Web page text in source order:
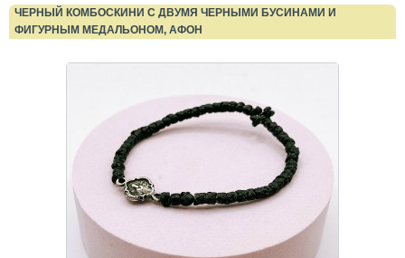
ЧЕРНЫЙ КОМБОСКИНИ С ДВУМЯ ЧЕРНЫМИ БУСИНАМИ И
ФИГУРНЫМ МЕДАЛЬОНОМ, АФОН